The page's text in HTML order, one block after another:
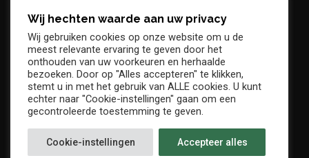
Geschiedenis
Supportersclub
Socio Business Club
Wij hechten waarde aan uw privacy
Wij gebruiken cookies op onze website om u de
meest relevante ervaring te geven door het
onthouden van uw voorkeuren en herhaalde
bezoeken. Door op "Alles accepteren" te klikken,
stemt u in met het gebruik van ALLE cookies. U kunt
echter naar "Cookie-instellingen" gaan om een
gecontroleerde toestemming te geven.
Cookie-instellingen Accepteer alles